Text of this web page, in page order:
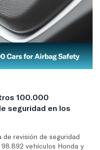
100.000
seguridad en los
revisión de seguridad
vehículos Honda y